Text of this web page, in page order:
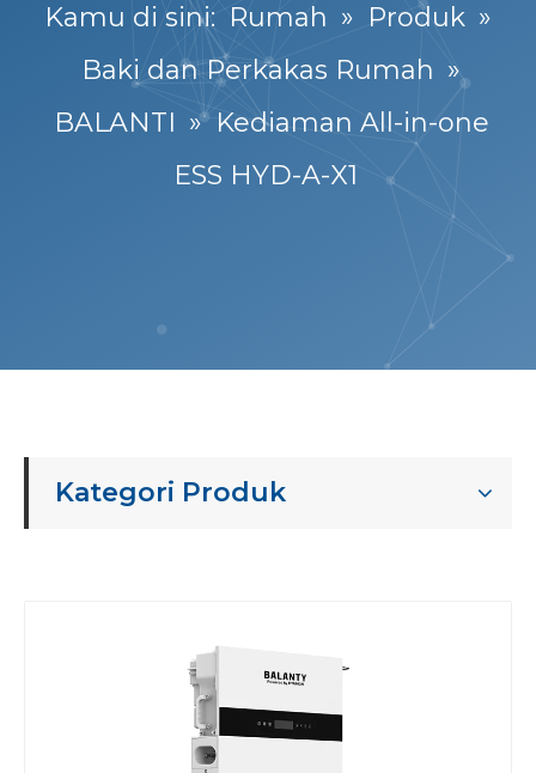
Kamu di sini: Rumah » Produk »
Baki dan Perkakas Rumah »
BALANTI » Kediaman All-in-one
ESS HYD-A-X1
Kategori Produk